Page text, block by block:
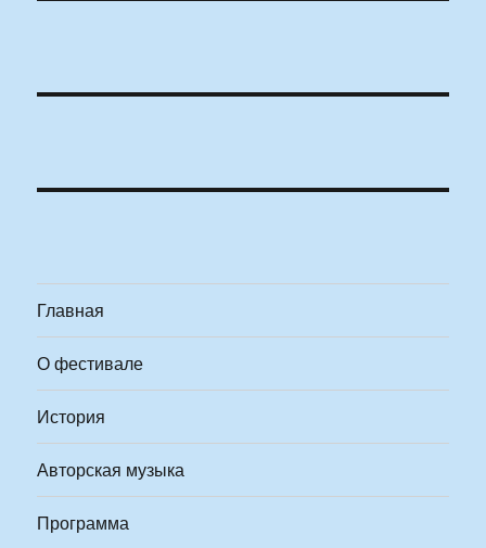
Главная
О фестивале
История
Авторская музыка
Программа